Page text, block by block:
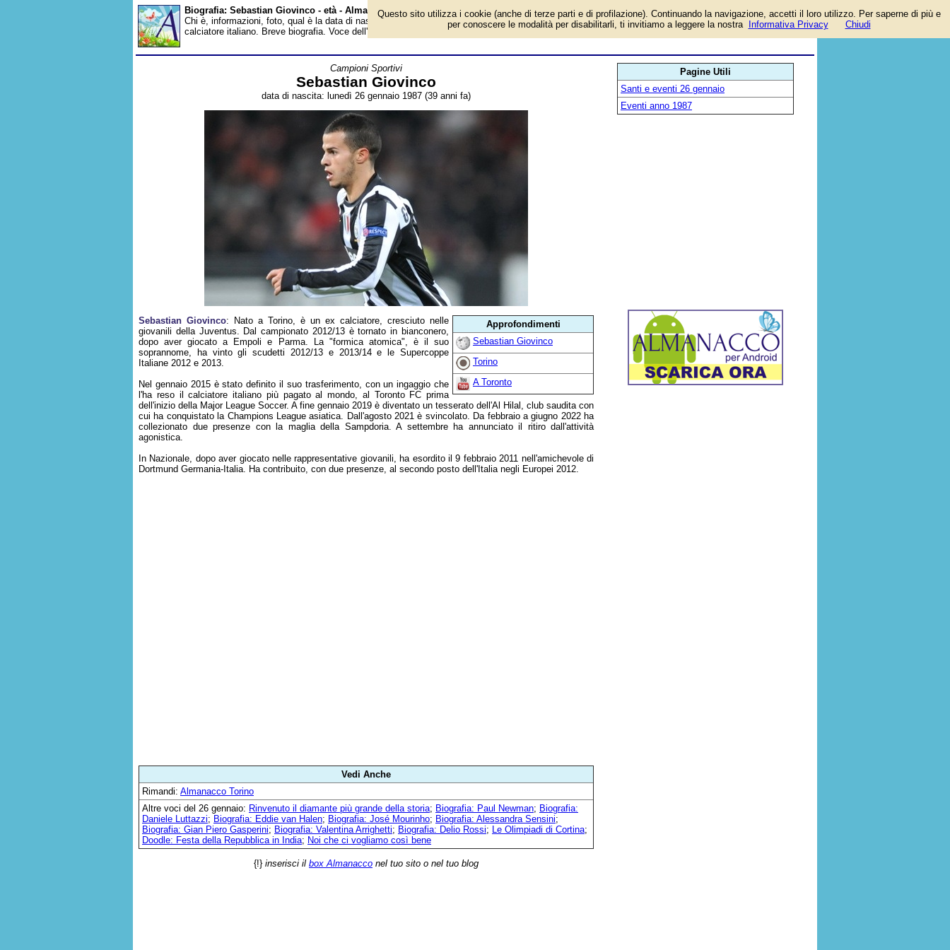
Biografia: Sebastian Giovinco - età - Almanacco
Chi è, informazioni, foto, qual è la data di nascita, età, dove è nato, cosa ha fatto Sebastian Giovinco, ex
calciatore italiano. Breve biografia. Voce dell'Almanacco.
Campioni Sportivi
Sebastian Giovinco
data di nascita: lunedì 26 gennaio 1987 (39 anni fa)
Approfondimenti
Sebastian Giovinco
Torino
A Toronto
Sebastian Giovinco: Nato a Torino, è un ex calciatore, cresciuto nelle
giovanili della Juventus. Dal campionato 2012/13 è tornato in bianconero,
dopo aver giocato a Empoli e Parma. La "formica atomica", è il suo
soprannome, ha vinto gli scudetti 2012/13 e 2013/14 e le Supercoppe
Italiane 2012 e 2013.
Nel gennaio 2015 è stato definito il suo trasferimento, con un ingaggio che
l'ha reso il calciatore italiano più pagato al mondo, al Toronto FC prima
dell'inizio della Major League Soccer. A fine gennaio 2019 è diventato un tesserato dell'Al Hilal, club saudita con
cui ha conquistato la Champions League asiatica. Dall'agosto 2021 è svincolato. Da febbraio a giugno 2022 ha
collezionato due presenze con la maglia della Sampdoria. A settembre ha annunciato il ritiro dall'attività
agonistica.
In Nazionale, dopo aver giocato nelle rappresentative giovanili, ha esordito il 9 febbraio 2011 nell'amichevole di
Dortmund Germania-Italia. Ha contribuito, con due presenze, al secondo posto dell'Italia negli Europei 2012.
Vedi Anche
Rimandi: Almanacco Torino
Altre voci del 26 gennaio: Rinvenuto il diamante più grande della storia; Biografia: Paul Newman; Biografia:
Daniele Luttazzi; Biografia: Eddie van Halen; Biografia: José Mourinho; Biografia: Alessandra Sensini;
Biografia: Gian Piero Gasperini; Biografia: Valentina Arrighetti; Biografia: Delio Rossi; Le Olimpiadi di Cortina;
Doodle: Festa della Repubblica in India; Noi che ci vogliamo così bene
{!} inserisci il box Almanacco nel tuo sito o nel tuo blog
Pagine Utili
Santi e eventi 26 gennaio
Eventi anno 1987
Questo sito utilizza i cookie (anche di terze parti e di profilazione). Continuando la navigazione, accetti il loro utilizzo. Per saperne di più e
per conoscere le modalità per disabilitarli, ti invitiamo a leggere la nostra
Informativa Privacy Chiudi